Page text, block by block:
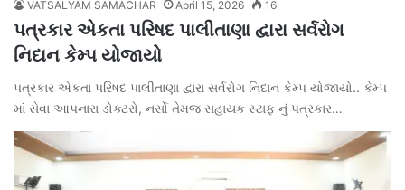
VATSALYAM SAMACHAR April 15, 2026 16
પત્રકાર એકતા પરિષદ પાલીતાણા દ્વારા સર્વરોગ
નિદાન કેમ્પ યોજાયો
પત્રકાર એકતા પરિષદ પાલીતાણા દ્વારા સર્વરોગ નિદાન કેમ્પ યોજાયો.. કેમ્પ
માં સેવા આપનારા ડોક્ટરો, નર્સો તેમજ સહાયક સ્ટાફ નું પત્રકાર…